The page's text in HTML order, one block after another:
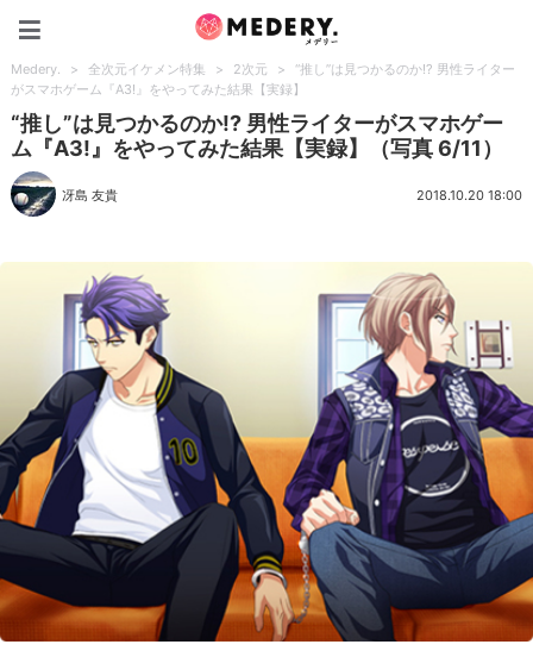
Medery. > 全次元イケメン特集 > 2次元 >
“推し”は見つかるのか!? 男性ライター
がスマホゲーム『A3!』をやってみた結果【実録】
“推し”は見つかるのか!? 男性ライターがスマホゲー
ム『A3!』をやってみた結果【実録】（写真 6/11）
冴島 友貴 2018.10.20 18:00